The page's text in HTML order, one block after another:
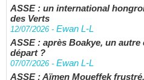
ASSE : un international
des Verts
12/07/2026 - Ewan L-L
ASSE : après Boakye, un
départ ?
07/07/2026 - Ewan L-L
ASSE : Aïmen Moueffek